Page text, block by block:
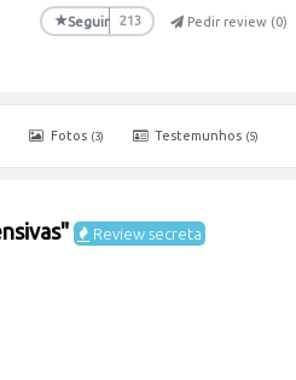
★Seguir 213 Pedir review (0)
Fotos (3) Testemunhos (5)
Review secreta